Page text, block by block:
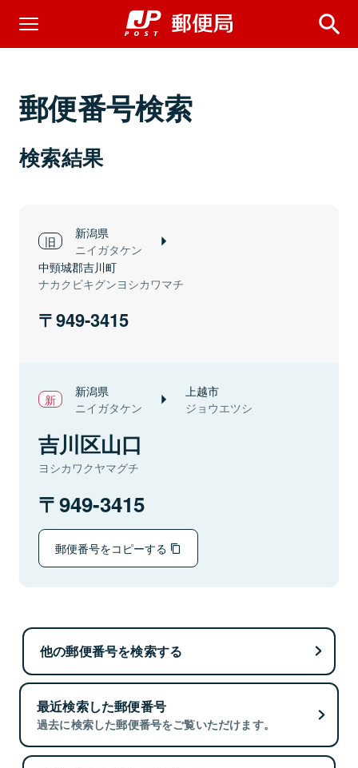
郵便番号検索
検索結果
新潟県
ニイガタケン
中頸城郡吉川町
ナカクビキグンヨシカワマチ
949-3415
新潟県
ニイガタケン
上越市
ジョウエツシ
吉川区山口
ヨシカワクヤマグチ
949-3415
郵便番号をコピーする
他の郵便番号を検索する
最近検索した郵便番号
過去に検索した郵便番号をご覧いただけます。